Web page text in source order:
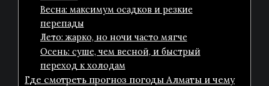
Весна: максимум осадков и резкие
перепады
Лето: жарко, но ночи часто мягче
Осень: суше, чем весной, и быстрый
переход к холодам
Где смотреть прогноз погоды Алматы и чему